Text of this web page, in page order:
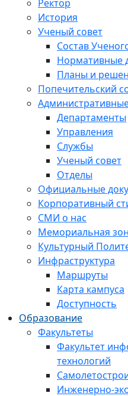
Ректор
История
Ученый совет
Состав
Нормативные
Планы и
Попечительский
Департаменты
Управления
Службы
Ученый совет
Отделы
Официальные
Корпоративный
СМИ о нас
Мемориальная
Культурный
Инфраструктура
Маршруты
Карта кампуса
Доступность
Образование
Факультеты
Факультет
технологий
Инженерно-